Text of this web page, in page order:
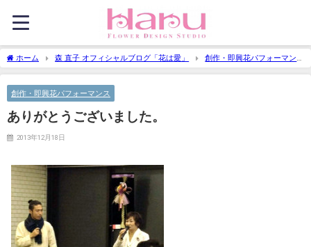
ホーム 森 直子 オフィシャルブログ「花は愛」
創作・即興花パフォーマン
ス
ありがとうございました。
創作・即興花パフォーマンス
ありがとうございました。
2013年12月18日